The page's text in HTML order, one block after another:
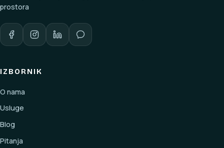
prostora
IZBORNIK
O nama
Usluge
Blog
Pitanja